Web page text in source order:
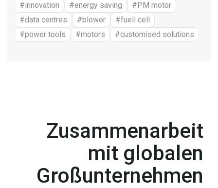
#innovation
#energy saving
#PM motor
#data centres
#blower
#fuell cell
#power tools
#motors #customised solutions
Zusammenarbeit
mit globalen
Großunternehmen